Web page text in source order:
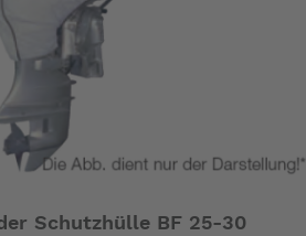
Schutzhülle BF 25-30